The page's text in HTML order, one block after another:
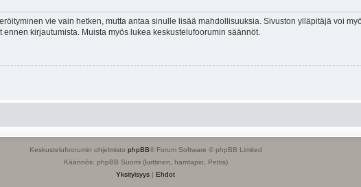
vie vain hetken, mutta antaa sinulle lisää mahdollisuuksia. Sivuston ylläpitäjä voi
kirjautumista. Muista myös lukea keskustelufoorumin säännöt.
Keskustelufoorumin ohjelmisto phpBB® Forum Software © phpBB Limited
Käännös: phpBB Suomi (lurttinen, harritapio, Pettis)
Yksityisyys | Ehdot